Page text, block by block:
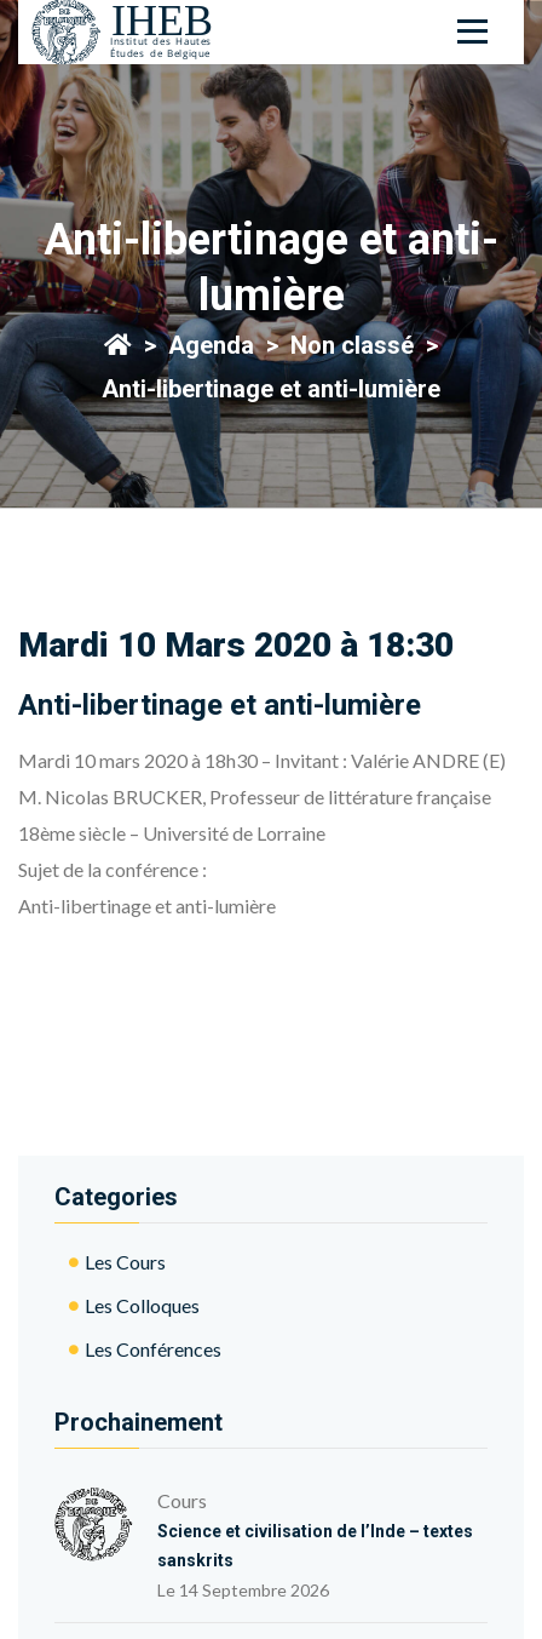
Anti-libertinage et anti-
lumière
Agenda
Non classé
Anti-libertinage et anti-lumière
Mardi 10 Mars 2020 à 18:30
Anti-libertinage et anti-lumière
Mardi 10 mars 2020 à 18h30 – Invitant : Valérie ANDRE (E)
M. Nicolas BRUCKER, Professeur de littérature française
18ème siècle – Université de Lorraine
Sujet de la conférence :
Anti-libertinage et anti-lumière
Categories
Les Cours
Les Colloques
Les Conférences
Prochainement
Cours
Science et civilisation de l’Inde – textes
sanskrits
Le 14 Septembre 2026